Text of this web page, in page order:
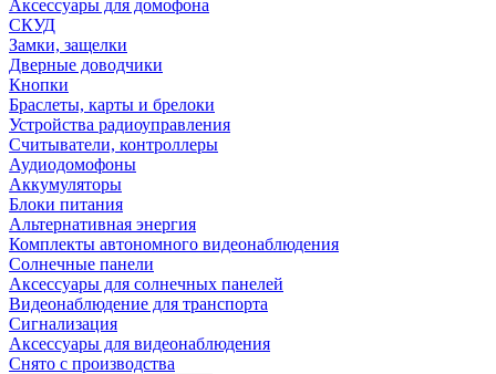
Аксессуары для домофона
СКУД
Замки, защелки
Дверные доводчики
Кнопки
Браслеты, карты и брелоки
Устройства радиоуправления
Считыватели, контроллеры
Аудиодомофоны
Аккумуляторы
Блоки питания
Альтернативная энергия
Комплекты автономного видеонаблюдения
Солнечные панели
Аксессуары для солнечных панелей
Видеонаблюдение для транспорта
Сигнализация
Аксессуары для видеонаблюдения
Снято с производства